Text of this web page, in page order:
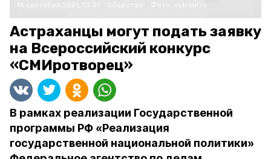
astrobl.ru
Астраханцы могут подать заявку
на Всероссийский конкурс
«СМИротворец»
В рамках реализации Государственной
программы РФ «Реализация
государственной национальной политики»